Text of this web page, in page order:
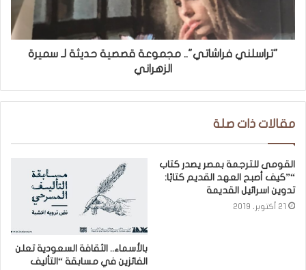
"تراسلني فراشاتي".. مجموعة قصصية حديثة لـ سميرة
الزهراني
مقالات ذات صلة
القومى للترجمة بمصر يصدر كتاب
“”كيف أصبح العهد القديم كتابًا:
تدوين اسرائيل القديمة
21 أكتوبر، 2019
بالأسماء.. الثقافة السعودية تعلن
الفائزين في مسابقة “التأليف